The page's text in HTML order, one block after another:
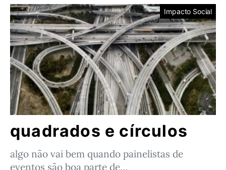
Impacto Social
quadrados e círculos
algo não vai bem quando painelistas de
eventos são boa parte de…